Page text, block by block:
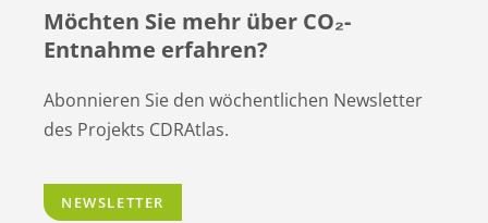
Möchten Sie mehr über CO₂-
Entnahme erfahren?
Abonnieren Sie den wöchentlichen Newsletter
des Projekts CDRAtlas.
NEWSLETTER